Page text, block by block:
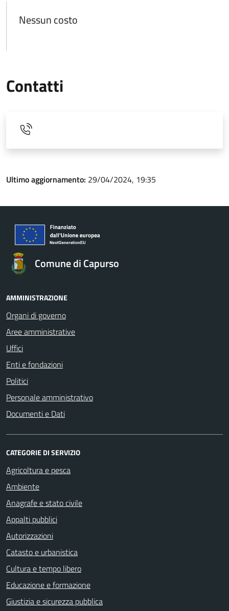
Nessun costo
Contatti
Ultimo aggiornamento: 29/04/2024, 19:35
Comune di Capurso
AMMINISTRAZIONE
Organi di governo
Aree amministrative
Uffici
Enti e fondazioni
Politici
Personale amministrativo
Documenti e Dati
CATEGORIE DI SERVIZIO
Agricoltura e pesca
Ambiente
Anagrafe e stato civile
Appalti pubblici
Autorizzazioni
Catasto e urbanistica
Cultura e tempo libero
Educazione e formazione
Giustizia e sicurezza pubblica